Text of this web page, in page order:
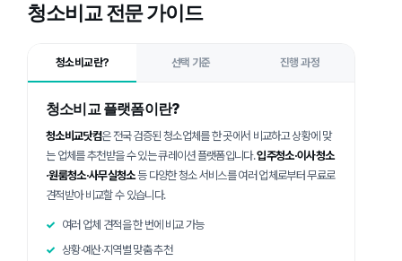
청소비교 전문 가이드
청소비교란? 선택 기준 진행 과정
청소비교 플랫폼이란?
청소비교닷컴은 전국 검증된 청소업체를 한 곳에서 비교하고 상황에 맞
는 업체를 추천받을 수 있는 큐레이션 플랫폼입니다.입주청소·이사청소
·원룸청소·사무실청소등 다양한 청소 서비스를 여러 업체로부터 무료로
견적받아 비교할 수 있습니다.
여러 업체 견적을 한 번에 비교 가능
상황·예산·지역별 맞춤 추천